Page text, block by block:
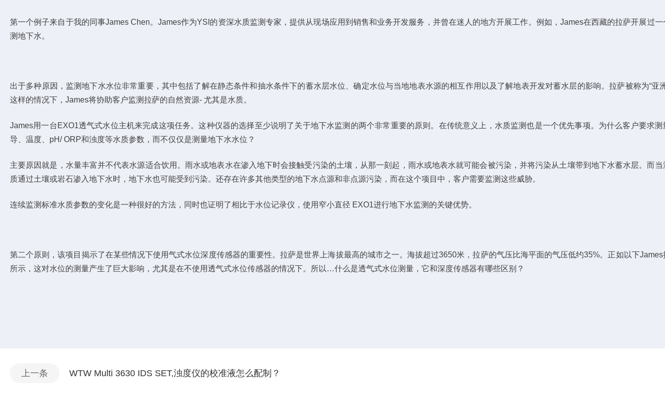
第一个例子来自于我的同事James Chen。James作为YSI的资深水质监测专家，提供从现场应用到销售和业务开发服务，并曾在迷人的地方开展工作。例如，James在西藏的拉萨开展过
测地下水。
出于多种原因，监测地下水水位非常重要，其中包括了解在静态条件和抽水条件下的蓄水层水位、确定水位与当地地表水源的相互作用以及了解地表开发对蓄水层的影响。拉萨被称为“亚
这样的情况下，James将协助客户监测拉萨的自然资源- 尤其是水质。
James用一台EXO1透气式水位主机来完成这项任务。这种仪器的选择至少说明了关于地下水监测的两个非常重要的原则。在传统意义上，水质监测也是一个优先事项。为什么客户要求测
导、温度、pH/ ORP和浊度等水质参数，而不仅仅是测量地下水水位？
主要原因就是，水量丰富并不代表水源适合饮用。雨水或地表水在渗入地下时会接触受污染的土壤，从那一刻起，雨水或地表水就可能会被污染，并将污染从土壤带到地下水蓄水层。而
质通过土壤或岩石渗入地下水时，地下水也可能受到污染。还存在许多其他类型的地下水点源和非点源污染，而在这个项目中，客户需要监测这些威胁。
连续监测标准水质参数的变化是一种很好的方法，同时也证明了相比于水位记录仪，使用窄小直径 EXO1进行地下水监测的关键优势。
第二个原则，该项目揭示了在某些情况下使用气式水位深度传感器的重要性。拉萨是世界上海拔最高的城市之一。海拔超过3650米，拉萨的气压比海平面的气压低约35%。正如以下
所示，这对水位的测量产生了巨大影响，尤其是在不使用透气式水位传感器的情况下。所以…什么是透气式水位测量，它和深度传感器有哪些区别？
上一条 WTW Multi 3630 IDS SET,浊度仪的校准液怎么配制？